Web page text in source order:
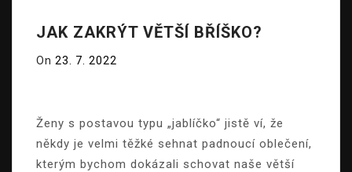
JAK ZAKRÝT VĚTŠÍ BŘÍŠKO?
On 23. 7. 2022
Ženy s postavou typu „jablíčko“ jistě ví, že
někdy je velmi těžké sehnat padnoucí oblečení,
kterým bychom dokázali schovat naše větší